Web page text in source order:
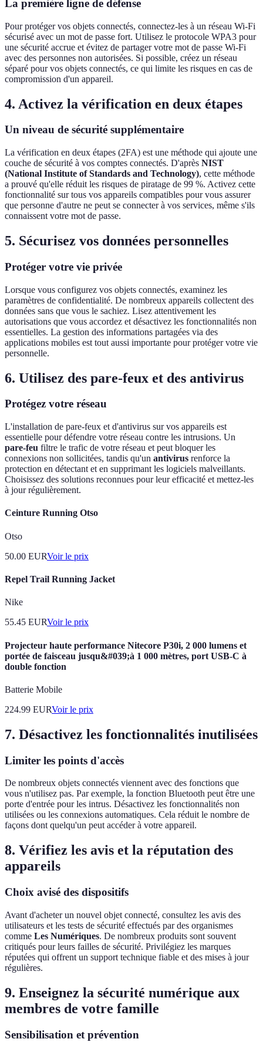
La première ligne de défense
Pour protéger vos objets connectés, connectez-les à un réseau Wi-Fi
sécurisé avec un mot de passe fort. Utilisez le protocole WPA3 pour
une sécurité accrue et évitez de partager votre mot de passe Wi-Fi
avec des personnes non autorisées. Si possible, créez un réseau
séparé pour vos objets connectés, ce qui limite les risques en cas de
compromission d'un appareil.
4. Activez la vérification en deux étapes
Un niveau de sécurité supplémentaire
La vérification en deux étapes (2FA) est une méthode qui ajoute une
couche de sécurité à vos comptes connectés. D'après NIST
(National Institute of Standards and Technology), cette méthode
a prouvé qu'elle réduit les risques de piratage de 99 %. Activez cette
fonctionnalité sur tous vos appareils compatibles pour vous assurer
que personne d'autre ne peut se connecter à vos services, même s'ils
connaissent votre mot de passe.
5. Sécurisez vos données personnelles
Protéger votre vie privée
Lorsque vous configurez vos objets connectés, examinez les
paramètres de confidentialité. De nombreux appareils collectent des
données sans que vous le sachiez. Lisez attentivement les
autorisations que vous accordez et désactivez les fonctionnalités non
essentielles. La gestion des informations partagées via des
applications mobiles est tout aussi importante pour protéger votre vie
personnelle.
6. Utilisez des pare-feux et des antivirus
Protégez votre réseau
L'installation de pare-feux et d'antivirus sur vos appareils est
essentielle pour défendre votre réseau contre les intrusions. Un
pare-feu filtre le trafic de votre réseau et peut bloquer les
connexions non sollicitées, tandis qu'un antivirus renforce la
protection en détectant et en supprimant les logiciels malveillants.
Choisissez des solutions reconnues pour leur efficacité et mettez-les
à jour régulièrement.
Ceinture Running Otso
Otso
50.00 EURVoir le prix
Repel Trail Running Jacket
Nike
55.45 EURVoir le prix
Projecteur haute performance Nitecore P30i, 2 000 lumens et
portée de faisceau jusqu&#039;à 1 000 mètres, port USB-C à
double fonction
Batterie Mobile
224.99 EURVoir le prix
7. Désactivez les fonctionnalités inutilisées
Limiter les points d'accès
De nombreux objets connectés viennent avec des fonctions que
vous n'utilisez pas. Par exemple, la fonction Bluetooth peut être une
porte d'entrée pour les intrus. Désactivez les fonctionnalités non
utilisées ou les connexions automatiques. Cela réduit le nombre de
façons dont quelqu'un peut accéder à votre appareil.
8. Vérifiez les avis et la réputation des
appareils
Choix avisé des dispositifs
Avant d'acheter un nouvel objet connecté, consultez les avis des
utilisateurs et les tests de sécurité effectués par des organismes
comme Les Numériques. De nombreux produits sont souvent
critiqués pour leurs failles de sécurité. Privilégiez les marques
réputées qui offrent un support technique fiable et des mises à jour
régulières.
9. Enseignez la sécurité numérique aux
membres de votre famille
Sensibilisation et prévention